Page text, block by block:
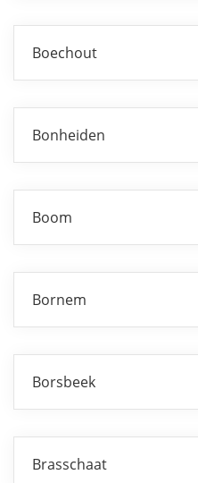
Boechout
Bonheiden
Boom
Bornem
Borsbeek
Brasschaat